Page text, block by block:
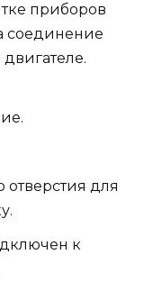
приборов
соединение
отверстия для
к